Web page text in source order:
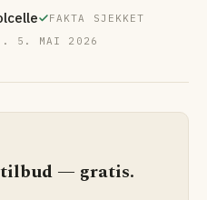
FAKTA SJEKKET
5. MAI 2026
tilbud — gratis.